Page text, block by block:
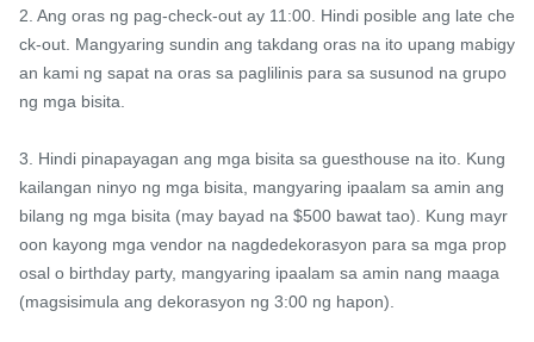
2. Ang oras ng pag-check-out ay 11:00. Hindi posible ang late che
ck-out. Mangyaring sundin ang takdang oras na ito upang mabigy
an kami ng sapat na oras sa paglilinis para sa susunod na grupo
ng mga bisita.
3. Hindi pinapayagan ang mga bisita sa guesthouse na ito. Kung
kailangan ninyo ng mga bisita, mangyaring ipaalam sa amin ang
bilang ng mga bisita (may bayad na $500 bawat tao). Kung mayr
oon kayong mga vendor na nagdedekorasyon para sa mga prop
osal o birthday party, mangyaring ipaalam sa amin nang maaga
(magsisimula ang dekorasyon ng 3:00 ng hapon).